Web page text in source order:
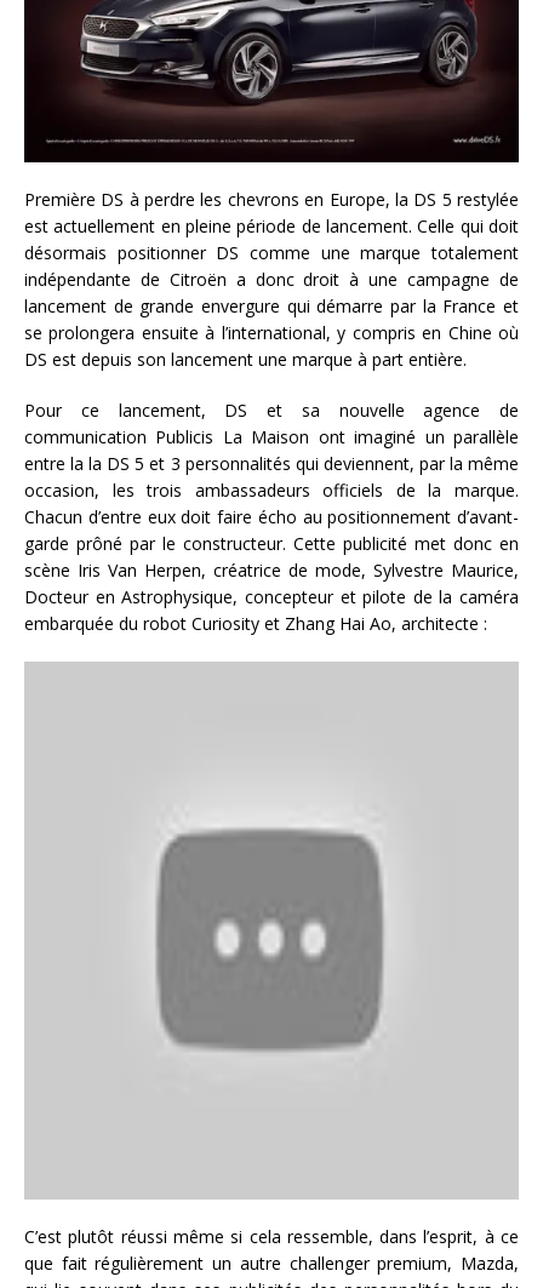
Première DS à perdre les chevrons en Europe, la DS 5 restylée
est actuellement en pleine période de lancement. Celle qui doit
désormais positionner DS comme une marque totalement
indépendante de Citroën a donc droit à une campagne de
lancement de grande envergure qui démarre par la France et
se prolongera ensuite à l’international, y compris en Chine où
DS est depuis son lancement une marque à part entière.
Pour ce lancement, DS et sa nouvelle agence de
communication Publicis La Maison ont imaginé un parallèle
entre la la DS 5 et 3 personnalités qui deviennent, par la même
occasion, les trois ambassadeurs officiels de la marque.
Chacun d’entre eux doit faire écho au positionnement d’avant-
garde prôné par le constructeur. Cette publicité met donc en
scène Iris Van Herpen, créatrice de mode, Sylvestre Maurice,
Docteur en Astrophysique, concepteur et pilote de la caméra
embarquée du robot Curiosity et Zhang Hai Ao, architecte :
C’est plutôt réussi même si cela ressemble, dans l’esprit, à ce
que fait régulièrement un autre challenger premium, Mazda,